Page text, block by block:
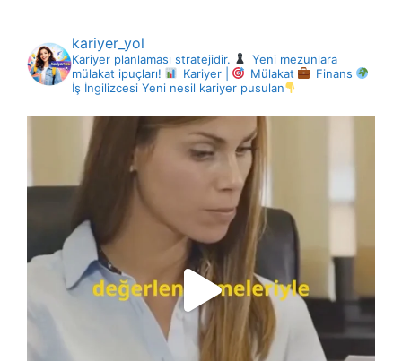
kariyer_yol
Kariyer planlaması stratejidir.
Yeni mezunlara
mülakat ipuçları!
Kariyer | Mülakat
Finans
İş İngilizcesi Yeni nesil kariyer pusulan